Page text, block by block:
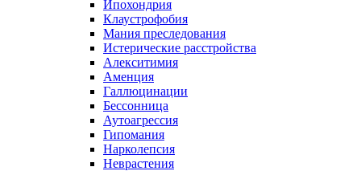
Ипохондрия
Клаустрофобия
Мания преследования
Истерические расстройства
Алекситимия
Аменция
Галлюцинации
Бессонница
Аутоагрессия
Гипомания
Нарколепсия
Неврастения